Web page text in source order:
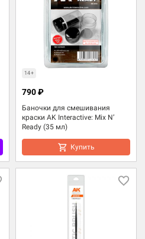
14+
Баночки для смешивания
краски AK Interactive: Mix N’
Ready (35 мл)
790 ₽
Купить